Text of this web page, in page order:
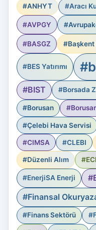
#ANHYT #Aracı
#AVPGY
#BASGZ
#BES Yatırımı
#BIST #Borsada
#Borusan
#Çelebi Hava Servisi
#CIMSA #CLEBI
#Düzenli Alım
#EnerjiSA Enerji
#Finansal
#Finans Sektörü